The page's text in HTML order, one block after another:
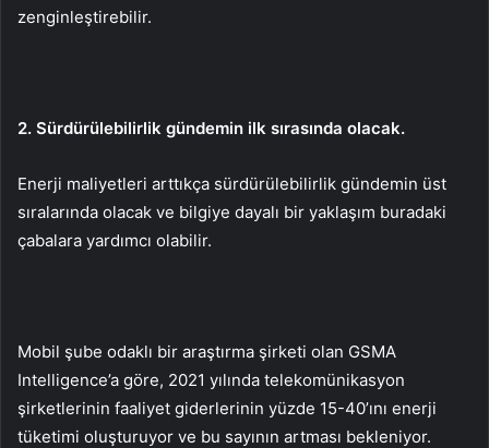
zenginleştirebilir.
2. Sürdürülebilirlik gündemin ilk sırasında olacak.
Enerji maliyetleri arttıkça sürdürülebilirlik gündemin üst
sıralarında olacak ve bilgiye dayalı bir yaklaşım buradaki
çabalara yardımcı olabilir.
Mobil şube odaklı bir araştırma şirketi olan GSMA
Intelligence’a göre, 2021 yılında telekomünikasyon
şirketlerinin faaliyet giderlerinin yüzde 15-40’ını enerji
tüketimi oluşturuyor ve bu sayının artması bekleniyor.